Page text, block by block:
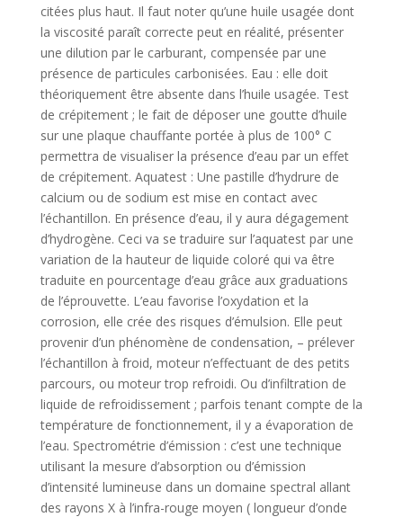
citées plus haut. Il faut noter qu’une huile usagée dont
la viscosité paraît correcte peut en réalité, présenter
une dilution par le carburant, compensée par une
présence de particules carbonisées. Eau : elle doit
théoriquement être absente dans l’huile usagée. Test
de crépitement ; le fait de déposer une goutte d’huile
sur une plaque chauffante portée à plus de 100° C
permettra de visualiser la présence d’eau par un effet
de crépitement. Aquatest : Une pastille d’hydrure de
calcium ou de sodium est mise en contact avec
l’échantillon. En présence d’eau, il y aura dégagement
d’hydrogène. Ceci va se traduire sur l’aquatest par une
variation de la hauteur de liquide coloré qui va être
traduite en pourcentage d’eau grâce aux graduations
de l’éprouvette. L’eau favorise l’oxydation et la
corrosion, elle crée des risques d’émulsion. Elle peut
provenir d’un phénomène de condensation, – prélever
l’échantillon à froid, moteur n’effectuant de des petits
parcours, ou moteur trop refroidi. Ou d’infiltration de
liquide de refroidissement ; parfois tenant compte de la
température de fonctionnement, il y a évaporation de
l’eau. Spectrométrie d’émission : c’est une technique
utilisant la mesure d’absorption ou d’émission
d’intensité lumineuse dans un domaine spectral allant
des rayons X à l’infra-rouge moyen ( longueur d’onde